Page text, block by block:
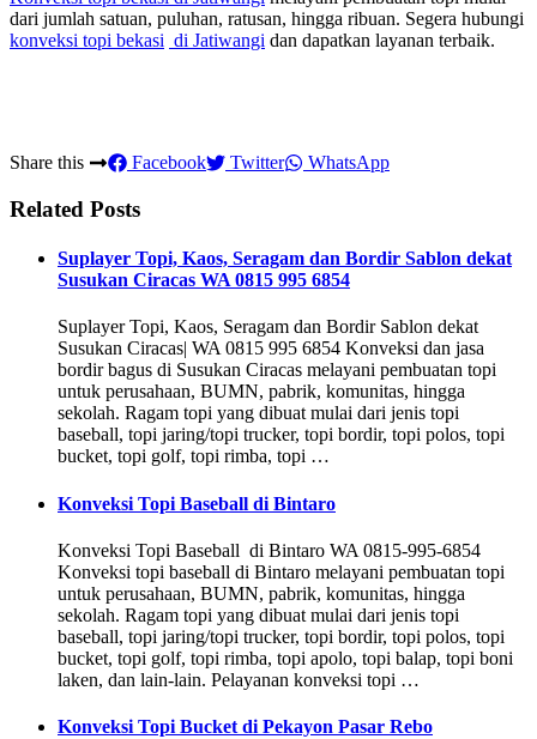
dari jumlah satuan, puluhan, ratusan, hingga ribuan. Segera hubungi
konveksi topi bekasi di Jatiwangi dan dapatkan layanan terbaik.
Share this Facebook Twitter WhatsApp
Related Posts
Suplayer Topi, Kaos, Seragam dan Bordir Sablon dekat
Susukan Ciracas WA 0815 995 6854
Suplayer Topi, Kaos, Seragam dan Bordir Sablon dekat
Susukan Ciracas| WA 0815 995 6854 Konveksi dan jasa
bordir bagus di Susukan Ciracas melayani pembuatan topi
untuk perusahaan, BUMN, pabrik, komunitas, hingga
sekolah. Ragam topi yang dibuat mulai dari jenis topi
baseball, topi jaring/topi trucker, topi bordir, topi polos, topi
bucket, topi golf, topi rimba, topi …
Konveksi Topi Baseball di Bintaro
Konveksi Topi Baseball di Bintaro WA 0815-995-6854
Konveksi topi baseball di Bintaro melayani pembuatan topi
untuk perusahaan, BUMN, pabrik, komunitas, hingga
sekolah. Ragam topi yang dibuat mulai dari jenis topi
baseball, topi jaring/topi trucker, topi bordir, topi polos, topi
bucket, topi golf, topi rimba, topi apolo, topi balap, topi boni
laken, dan lain-lain. Pelayanan konveksi topi …
Konveksi Topi Bucket di Pekayon Pasar Rebo